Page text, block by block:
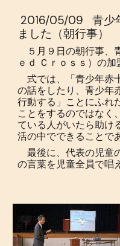
2016/05/09青少
ました（朝行事）
５月９日の朝行事、
ｅｄ Ｃｒｏｓｓ）の加
式では、「青少年赤
の話をしたり、青少年
行動する」ことにふれ
ことをするのではなく
ている人がいたら助け
活の中でできることで
最後に、代表の児童
の言葉を児童全員で唱